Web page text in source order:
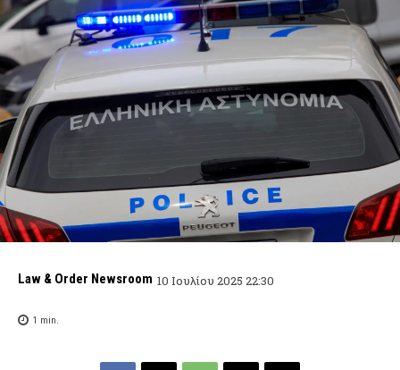
Law & Order Newsroom 10 Ιουλίου 2025 22:30
1 min.